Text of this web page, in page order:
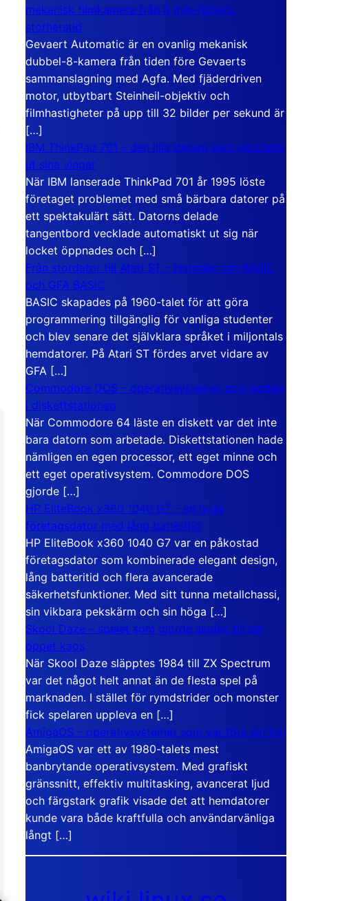
mekanisk filmkamera från 8 mm-filmens
storhetstid
Gevaert Automatic är en ovanlig mekanisk
dubbel-8-kamera från tiden före Gevaerts
sammanslagning med Agfa. Med fjäderdriven
motor, utbytbart Steinheil-objektiv och
filmhastigheter på upp till 32 bilder per sekund är
[…]
IBM ThinkPad 701 – den lilla datorn som vecklade
ut sina vingar
När IBM lanserade ThinkPad 701 år 1995 löste
företaget problemet med små bärbara datorer på
ett spektakulärt sätt. Datorns delade
tangentbord vecklade automatiskt ut sig när
locket öppnades och […]
Från stordator till Atari ST – historien om BASIC
och GFA BASIC
BASIC skapades på 1960-talet för att göra
programmering tillgänglig för vanliga studenter
och blev senare det självklara språket i miljontals
hemdatorer. På Atari ST fördes arvet vidare av
GFA […]
Commodore DOS – operativsystemet som bodde
i diskettstationen
När Commodore 64 läste en diskett var det inte
bara datorn som arbetade. Diskettstationen hade
nämligen en egen processor, ett eget minne och
ett eget operativsystem. Commodore DOS
gjorde […]
HP EliteBook x360 1040 G7 – en lyxig
företagsdator med lång batteritid
HP EliteBook x360 1040 G7 var en påkostad
företagsdator som kombinerade elegant design,
lång batteritid och flera avancerade
säkerhetsfunktioner. Med sitt tunna metallchassi,
sin vikbara pekskärm och sin höga […]
Skool Daze – spelet som gjorde skolan till ett
öppet kaos
När Skool Daze släpptes 1984 till ZX Spectrum
var det något helt annat än de flesta spel på
marknaden. I stället för rymdstrider och monster
fick spelaren uppleva en […]
AmigaOS – operativsystemet som var före sin tid
AmigaOS var ett av 1980-talets mest
banbrytande operativsystem. Med grafiskt
gränssnitt, effektiv multitasking, avancerat ljud
och färgstark grafik visade det att hemdatorer
kunde vara både kraftfulla och användarvänliga
långt […]